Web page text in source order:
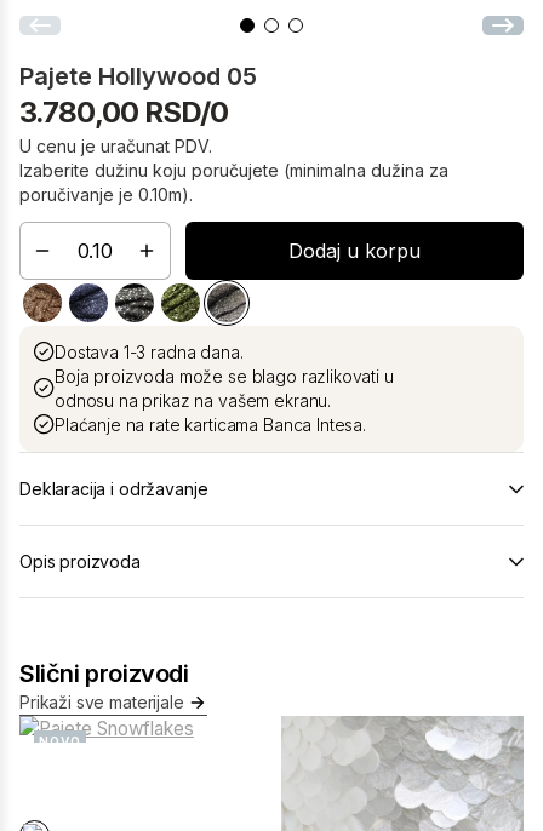
Pajete Hollywood 05
3.780,00 RSD/0
U cenu je uračunat PDV.
Izaberite dužinu koju poručujete (minimalna dužina za
poručivanje je 0.10m).
Dodaj u korpu
Dostava 1-3 radna dana.
Boja proizvoda može se blago razlikovati u
odnosu na prikaz na vašem ekranu.
Plaćanje na rate karticama Banca Intesa.
Deklaracija i održavanje
Opis proizvoda
Slični proizvodi
Prikaži sve materijale
NOVO